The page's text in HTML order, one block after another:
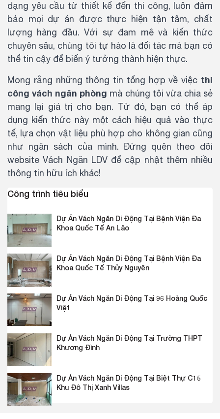
dạng yêu cầu từ thiết kế đến thi công, luôn đảm
bảo mọi dự án được thực hiện tận tâm, chất
lượng hàng đầu. Với sự đam mê và kiến thức
chuyên sâu, chúng tôi tự hào là đối tác mà bạn có
thể tin cậy để biến ý tưởng thành hiện thực.
Mong rằng những thông tin tổng hợp về việc thi
công vách ngăn phòng mà chúng tôi vừa chia sẻ
mang lại giá trị cho bạn. Từ đó, bạn có thể áp
dụng kiến thức này một cách hiệu quả vào thực
tế, lựa chọn vật liệu phù hợp cho không gian cũng
như ngân sách của mình. Đừng quên theo dõi
website Vách Ngăn LDV để cập nhật thêm nhiều
thông tin hữu ích khác!
Công trình tiêu biểu
Dự Án Vách Ngăn Di Động Tại Bệnh Viện Đa
Khoa Quốc Tế An Lão
Dự Án Vách Ngăn Di Động Tại Bệnh Viện Đa
Khoa Quốc Tế Thủy Nguyên
Dự Án Vách Ngăn Di Động Tại 96 Hoàng Quốc
Việt
Dự Án Vách Ngăn Di Động Tại Trường THPT
Khương Đình
Dự Án Vách Ngăn Di Động Tại Biệt Thự C15
Khu Đô Thị Xanh Villas